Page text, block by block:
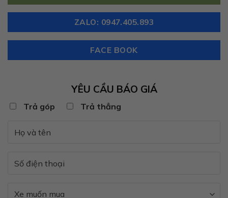
ZALO: 0947.405.893
FACE BOOK
YÊU CẦU BÁO GIÁ
Trả góp Trả thẳng